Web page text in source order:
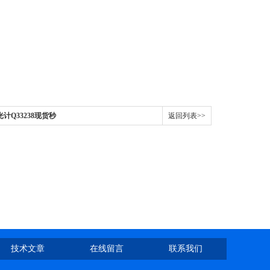
计Q33238现货秒 返回列表>>
技术文章 在线留言 联系我们